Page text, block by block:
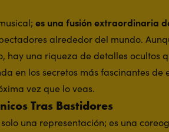
es una fusión extraordinaria
alrededor del mundo.
una riqueza de detalles ocultos
en los secretos más fascinantes de
vez que lo veas.
Tras Bastidores
una representación; es una